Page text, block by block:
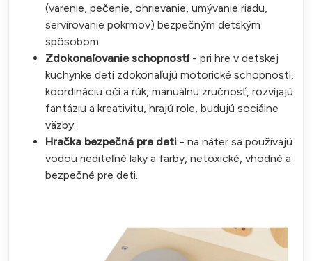
(varenie, pečenie, ohrievanie, umývanie riadu,
servírovanie pokrmov) bezpečným detským
spôsobom.
Zdokonaľovanie schopností - pri hre v detskej
kuchynke deti zdokonaľujú motorické schopnosti,
koordináciu očí a rúk, manuálnu zručnosť, rozvíjajú
fantáziu a kreativitu, hrajú role, budujú sociálne
väzby.
Hračka bezpečná pre deti - na náter sa používajú
vodou riediteľné laky a farby, netoxické, vhodné a
bezpečné pre deti.